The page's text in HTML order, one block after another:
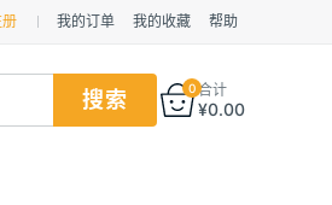
我的订单 我的收藏 帮助
0合计
¥0.00